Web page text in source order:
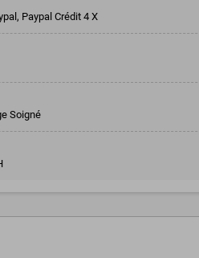
Paypal Crédit 4 X
Soigné